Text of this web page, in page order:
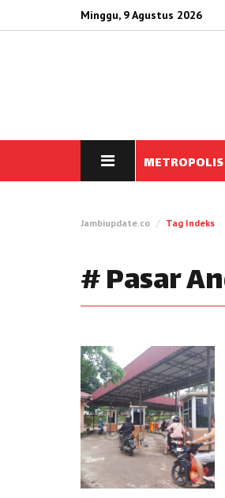
Minggu, 9 Agustus 2026
METROPOLIS
Jambiupdate.co Tag Indeks
# Pasar